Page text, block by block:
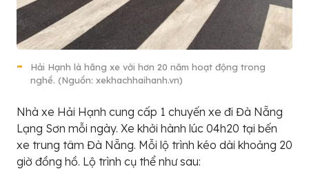
Hải Hạnh là hãng xe với hơn 20 năm hoạt động trong
nghề. (Nguồn: xekhachhaihanh.vn)
Nhà xe Hải Hạnh cung cấp 1 chuyến xe đi Đà Nẵng
Lạng Sơn mỗi ngày. Xe khởi hành lúc 04h20 tại bến
xe trung tâm Đà Nẵng. Mỗi lộ trình kéo dài khoảng 20
giờ đồng hồ. Lộ trình cụ thể như sau: